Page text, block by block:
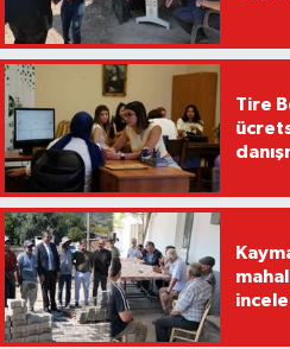
Tire